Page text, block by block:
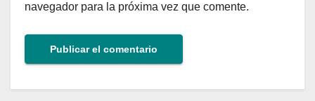
navegador para la próxima vez que comente.